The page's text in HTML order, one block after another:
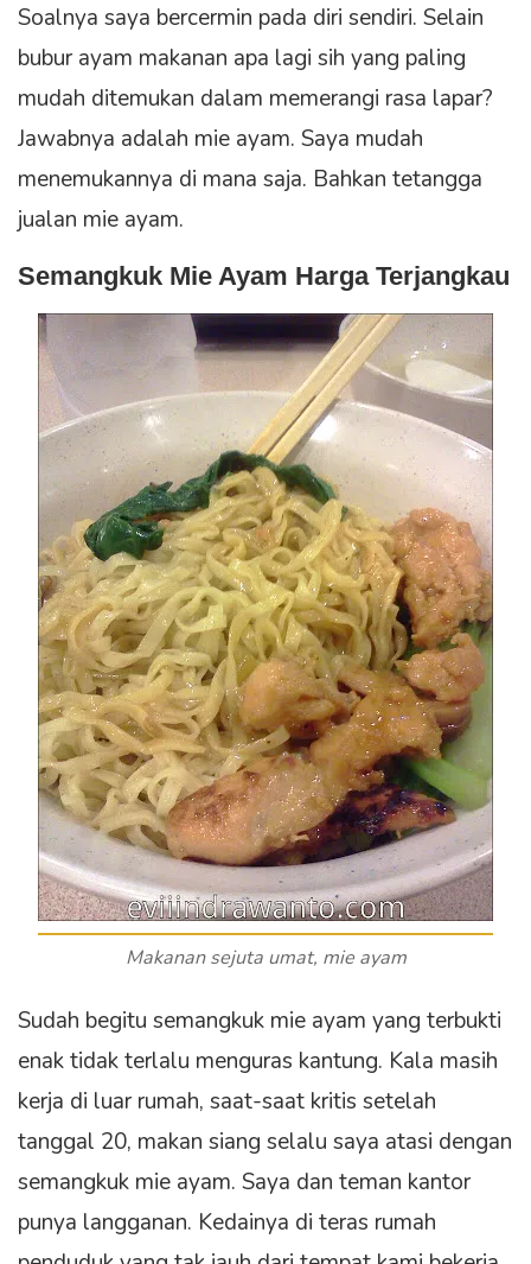
Soalnya saya bercermin pada diri sendiri. Selain
bubur ayam makanan apa lagi sih yang paling
mudah ditemukan dalam memerangi rasa lapar?
Jawabnya adalah mie ayam. Saya mudah
menemukannya di mana saja. Bahkan tetangga
jualan mie ayam.
Semangkuk Mie Ayam Harga Terjangkau
Makanan sejuta umat, mie ayam
Sudah begitu semangkuk mie ayam yang terbukti
enak tidak terlalu menguras kantung. Kala masih
kerja di luar rumah, saat-saat kritis setelah
tanggal 20, makan siang selalu saya atasi dengan
semangkuk mie ayam. Saya dan teman kantor
punya langganan. Kedainya di teras rumah